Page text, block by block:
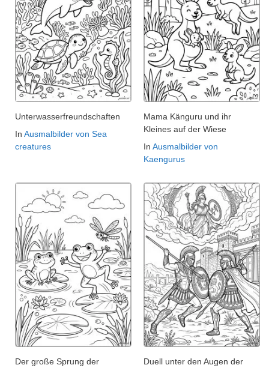
Unterwasserfreundschaften
In Ausmalbilder von Sea
creatures
Mama Känguru und ihr
Kleines auf der Wiese
In Ausmalbilder von
Kaengurus
Der große Sprung der
Duell unter den Augen der